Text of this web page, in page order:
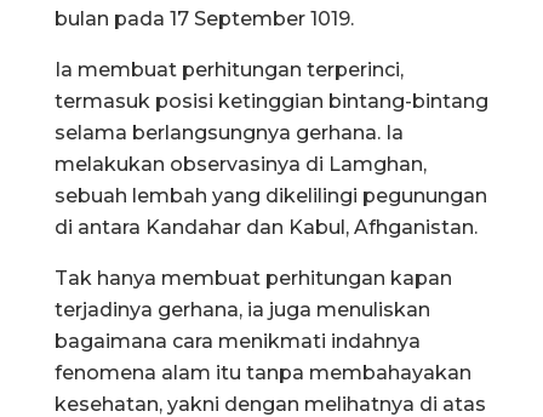
bulan pada 17 September 1019.
Ia membuat perhitungan terperinci,
termasuk posisi ketinggian bintang-bintang
selama berlangsungnya gerhana. Ia
melakukan observasinya di Lamghan,
sebuah lembah yang dikelilingi pegunungan
di antara Kandahar dan Kabul, Afhganistan.
Tak hanya membuat perhitungan kapan
terjadinya gerhana, ia juga menuliskan
bagaimana cara menikmati indahnya
fenomena alam itu tanpa membahayakan
kesehatan, yakni dengan melihatnya di atas